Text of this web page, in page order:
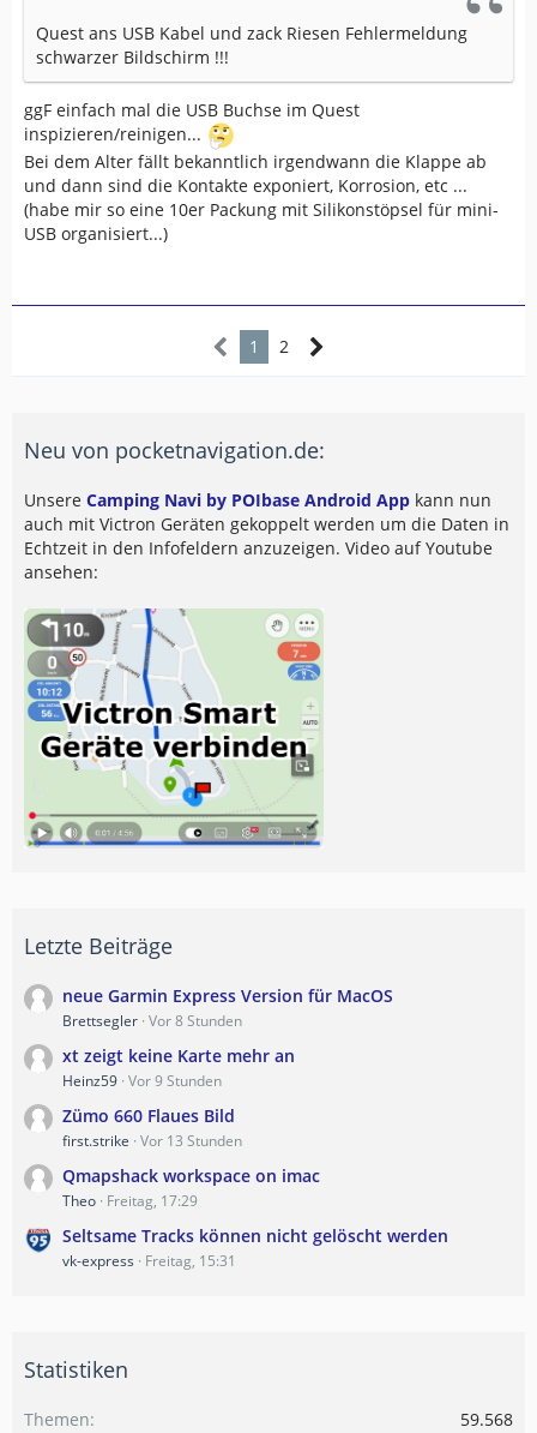
Quest ans USB Kabel und zack Riesen Fehlermeldung
schwarzer Bildschirm !!!
ggF einfach mal die USB Buchse im Quest
inspizieren/reinigen...
Bei dem Alter fällt bekanntlich irgendwann die Klappe ab
und dann sind die Kontakte exponiert, Korrosion, etc ...
(habe mir so eine 10er Packung mit Silikonstöpsel für mini-
USB organisiert...)
1 2
Neu von pocketnavigation.de:
Unsere Camping Navi by POIbase Android App kann nun
auch mit Victron Geräten gekoppelt werden um die Daten in
Echtzeit in den Infofeldern anzuzeigen. Video auf Youtube
ansehen:
Letzte Beiträge
neue Garmin Express Version für MacOS
Brettsegler Vor 8 Stunden
xt zeigt keine Karte mehr an
Heinz59 Vor 9 Stunden
Zümo 660 Flaues Bild
first.strike Vor 13 Stunden
Qmapshack workspace on imac
Theo Freitag, 17:29
Seltsame Tracks können nicht gelöscht werden
vk-express Freitag, 15:31
Statistiken
Themen
59.568